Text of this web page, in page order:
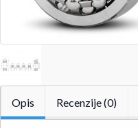
Opis Recenzije (0)